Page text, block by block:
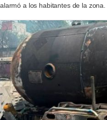
alarmó a los habitantes de la zona.